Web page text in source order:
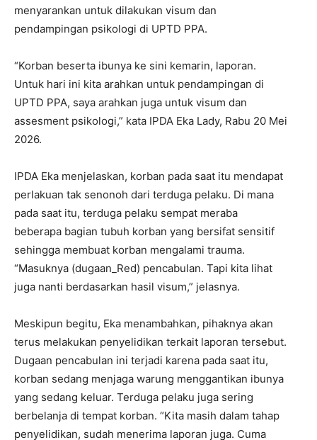
menyarankan untuk dilakukan visum dan
pendampingan psikologi di UPTD PPA.
“Korban beserta ibunya ke sini kemarin, laporan.
Untuk hari ini kita arahkan untuk pendampingan di
UPTD PPA, saya arahkan juga untuk visum dan
assesment psikologi,” kata IPDA Eka Lady, Rabu 20 Mei
2026.
IPDA Eka menjelaskan, korban pada saat itu mendapat
perlakuan tak senonoh dari terduga pelaku. Di mana
pada saat itu, terduga pelaku sempat meraba
beberapa bagian tubuh korban yang bersifat sensitif
sehingga membuat korban mengalami trauma.
“Masuknya (dugaan_Red) pencabulan. Tapi kita lihat
juga nanti berdasarkan hasil visum,” jelasnya.
Meskipun begitu, Eka menambahkan, pihaknya akan
terus melakukan penyelidikan terkait laporan tersebut.
Dugaan pencabulan ini terjadi karena pada saat itu,
korban sedang menjaga warung menggantikan ibunya
yang sedang keluar. Terduga pelaku juga sering
berbelanja di tempat korban. “Kita masih dalam tahap
penyelidikan, sudah menerima laporan juga. Cuma